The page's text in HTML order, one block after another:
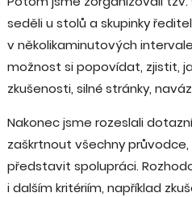
seděli u stolů a skupinky
v několikaminutových
možnost si popovídat, zjistit,
zkušenosti, silné stránky,
Nakonec jsme rozeslali
zaškrtnout všechny
představit spolupráci.
i dalším kritériím, například